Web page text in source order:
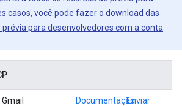
casos, você pode fazer o download das
para desenvolvedores com a conta
DocumentaçãoEnviar